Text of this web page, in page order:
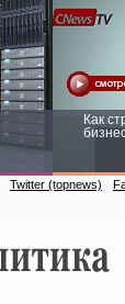
Как
Twitter (topnews)